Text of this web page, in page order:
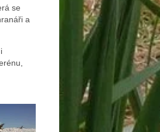
se
a